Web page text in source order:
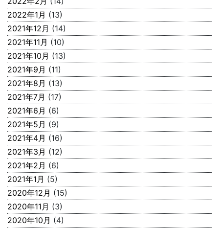
2022年1月 (13)
2021年12月 (14)
2021年11月 (10)
2021年10月 (13)
2021年9月 (11)
2021年8月 (13)
2021年7月 (17)
2021年6月 (6)
2021年5月 (9)
2021年4月 (16)
2021年3月 (12)
2021年2月 (6)
2021年1月 (5)
2020年12月 (15)
2020年11月 (3)
2020年10月 (4)